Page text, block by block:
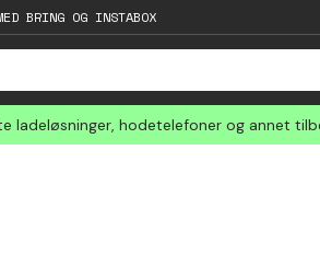
BRING OG INSTABOX
ladeløsninger, hodetelefoner og annet